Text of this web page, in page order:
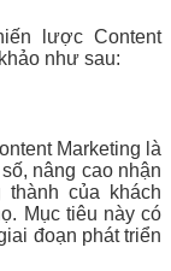
lược Content
như sau:
Marketing là
nâng cao nhận
của khách
Mục tiêu này có
đoạn phát triển